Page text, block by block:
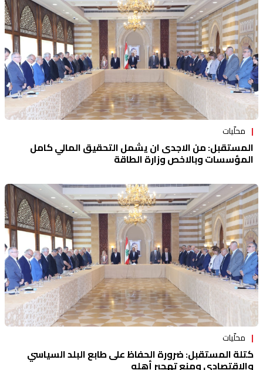
محلّيات
المستقبل: من الاجدى ان يشمل التحقيق المالي كامل
المؤسسات وبالاخص وزارة الطاقة
محلّيات
كتلة المستقبل: ضرورة الحفاظ على طابع البلد السياسي
والإقتصادي ومنع تهجير أهله